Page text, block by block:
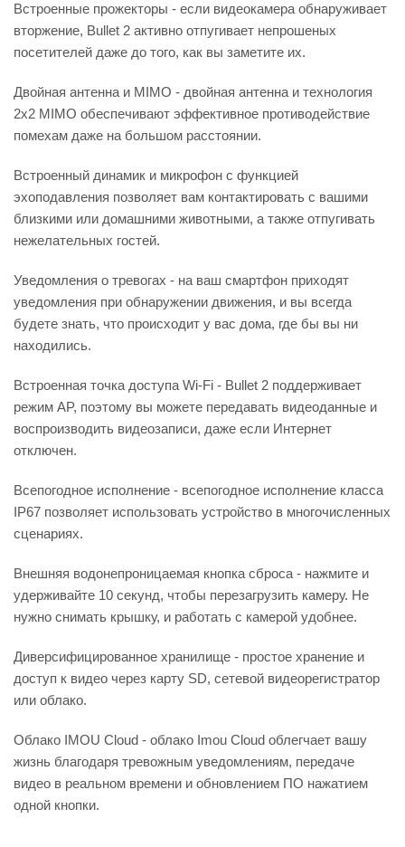
Встроенные прожекторы - если видеокамера обнаруживает
вторжение, Bullet 2 активно отпугивает непрошеных
посетителей даже до того, как вы заметите их.
Двойная антенна и MIMO - двойная антенна и технология
2x2 MIMO обеспечивают эффективное противодействие
помехам даже на большом расстоянии.
Встроенный динамик и микрофон с функцией
эхоподавления позволяет вам контактировать с вашими
близкими или домашними животными, а также отпугивать
нежелательных гостей.
Уведомления о тревогах - на ваш смартфон приходят
уведомления при обнаружении движения, и вы всегда
будете знать, что происходит у вас дома, где бы вы ни
находились.
Встроенная точка доступа Wi-Fi - Bullet 2 поддерживает
режим AP, поэтому вы можете передавать видеоданные и
воспроизводить видеозаписи, даже если Интернет
отключен.
Всепогодное исполнение - всепогодное исполнение класса
IP67 позволяет использовать устройство в многочисленных
сценариях.
Внешняя водонепроницаемая кнопка сброса - нажмите и
удерживайте 10 секунд, чтобы перезагрузить камеру. Не
нужно снимать крышку, и работать с камерой удобнее.
Диверсифицированное хранилище - простое хранение и
доступ к видео через карту SD, сетевой видеорегистратор
или облако.
Облако IMOU Cloud - облако Imou Cloud облегчает вашу
жизнь благодаря тревожным уведомлениям, передаче
видео в реальном времени и обновлением ПО нажатием
одной кнопки.